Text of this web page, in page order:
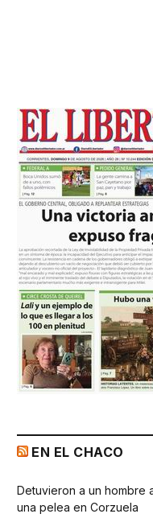
EN EL CHACO
Detuvieron a un hombre
una pelea en Corzuela